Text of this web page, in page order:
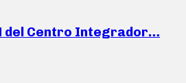
del Centro Integrador…